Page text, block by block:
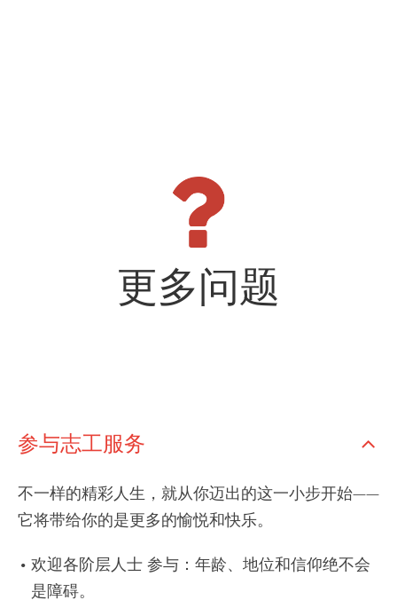
更多问题
参与志工服务
不一样的精彩人生，就从你迈出的这一小步开始——
它将带给你的是更多的愉悦和快乐。
欢迎各阶层人士 参与：年龄、地位和信仰绝不会
是障碍。